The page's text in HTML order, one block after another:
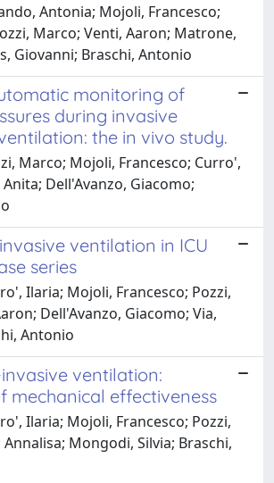
Antonia; Mojoli, Francesco;
Marco; Venti, Aaron; Matrone,
Giovanni; Braschi, Antonio
monitoring of
during invasive
the in vivo study.
Marco; Mojoli, Francesco; Curro',
Dell'Avanzo, Giacomo;
ventilation in ICU
series
Ilaria; Mojoli, Francesco; Pozzi,
Dell'Avanzo, Giacomo; Via,
Antonio
ventilation:
mechanical effectiveness
Ilaria; Mojoli, Francesco; Pozzi,
Mongodi, Silvia; Braschi,